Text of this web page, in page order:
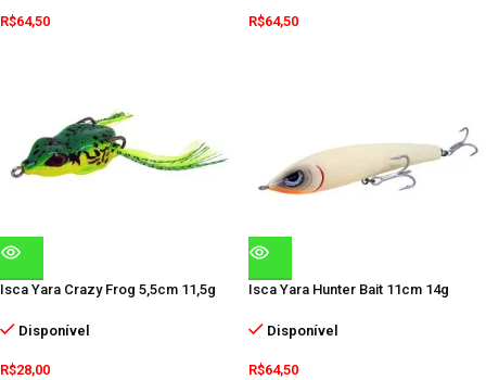
R$64,50 R$64,50
Isca Yara Crazy Frog 5,5cm 11,5g
Disponível
R$28,00
Isca Yara Hunter Bait 11cm 14g
Disponível
R$64,50